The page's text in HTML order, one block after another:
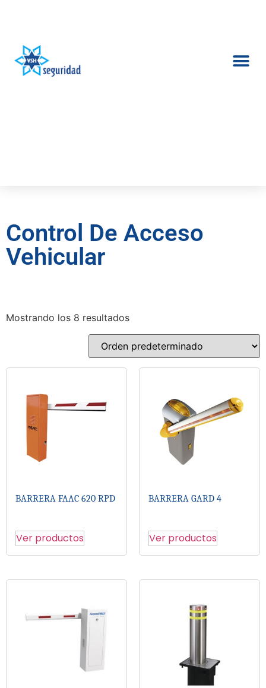
Control De Acceso
Vehicular
Mostrando los 8 resultados
BARRERA FAAC 620 RPD
Ver productos
BARRERA GARD 4
Ver productos